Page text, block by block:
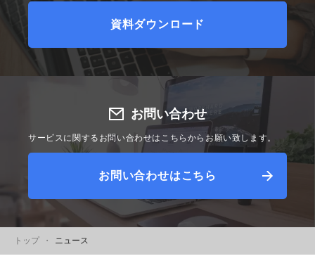
資料ダウンロード
お問い合わせ
サービスに関するお問い合わせはこちらからお願い致します。
お問い合わせはこちら
トップ ニュース